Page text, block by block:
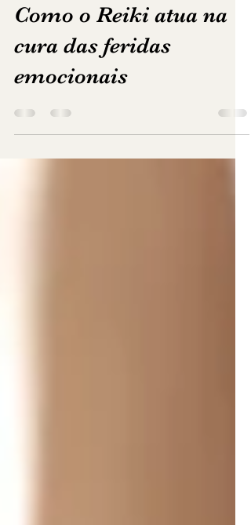
15 de dez. de 2022
2 min de leitura
Como o Reiki atua na
cura das feridas
emocionais